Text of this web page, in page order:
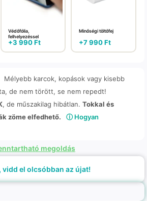
Védőfólia,
felhelyezéssel
+3 990Ft
Minőségi töltőfej
+7 990Ft
Mélyebb karcok, kopások vagy kisebb
de nem törött, se nem repedt!
, de műszakilag hibátlan. Tokkal és
zöme elfedhető.
ⓘ Hogyan
megoldás
vidd el olcsóbban az újat!